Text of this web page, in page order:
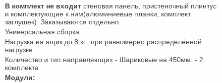
В комплект не входит стеновая панель, пристеночный плинтус
и комплектующие к ним(алюминиевые планки, комплект
заглушек). Заказываются отдельно.
Универсальная сборка.
Нагрузка на ящик до 8 кг., при равномерно распределённой
нагрузке.
Количество и тип направляющих - Шариковые на 450мм. - 2
комплекта
Модули: